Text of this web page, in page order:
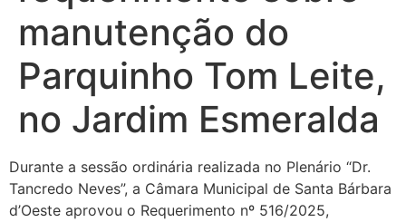
manutenção do
Parquinho Tom Leite,
no Jardim Esmeralda
Durante a sessão ordinária realizada no Plenário “Dr.
Tancredo Neves”, a Câmara Municipal de Santa Bárbara
d’Oeste aprovou o Requerimento nº 516/2025,